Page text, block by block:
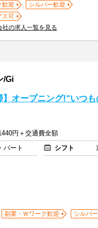
歓迎
シルバー歓迎
ス可
の求人一覧を見る
/Gi
】オープニング!"いつ
円＋交通費全額
パート シフト
副業・Ｗワーク歓迎
シルバ